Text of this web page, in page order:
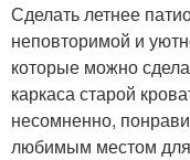
Сделать летнее
неповторимой и
которые можно
каркаса старой
несомненно,
любимым местом